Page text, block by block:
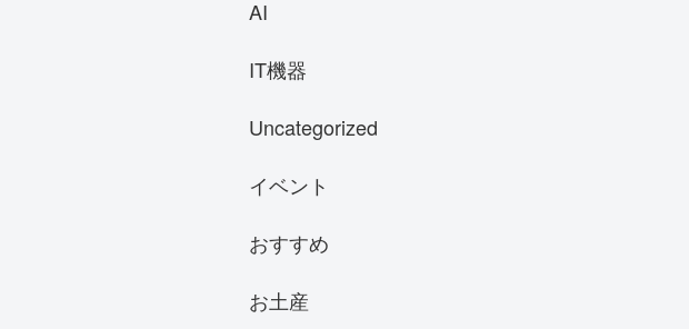
AI
IT機器
Uncategorized
イベント
おすすめ
お土産